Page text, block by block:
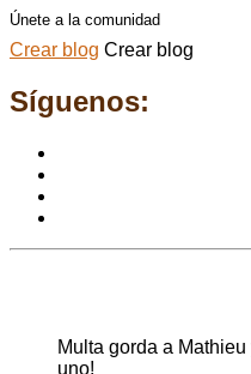
Únete a la comunidad
Crear blog Crear blog
Síguenos:
Multa gorda a
uno!